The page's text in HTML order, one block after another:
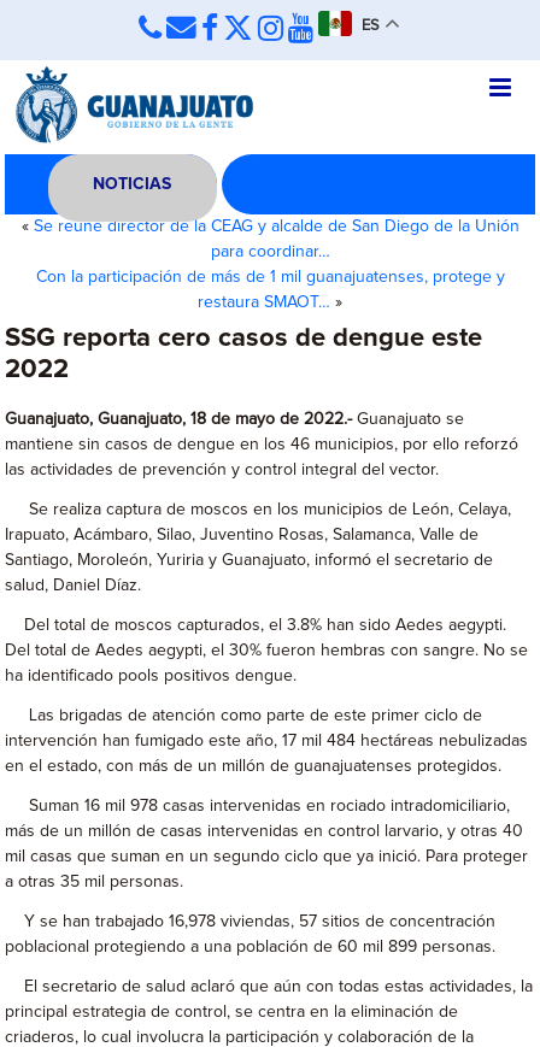
ES
NOTICIAS
« Se reúne director de la CEAG y alcalde de San Diego de la Unión
para coordinar…
Con la participación de más de 1 mil guanajuatenses, protege y
restaura SMAOT… »
SSG reporta cero casos de dengue este
2022
Guanajuato, Guanajuato, 18 de mayo de 2022.-Guanajuato se
mantiene sin casos de dengue en los 46 municipios, por ello reforzó
las actividades de prevención y control integral del vector.
Se realiza captura de moscos en los municipios de León, Celaya,
Irapuato, Acámbaro, Silao, Juventino Rosas, Salamanca, Valle de
Santiago, Moroleón, Yuriria y Guanajuato, informó el secretario de
salud, Daniel Díaz.
Del total de moscos capturados, el 3.8% han sido Aedes aegypti.
Del total de Aedes aegypti, el 30% fueron hembras con sangre. No se
ha identificado pools positivos dengue.
Las brigadas de atención como parte de este primer ciclo de
intervención han fumigado este año, 17 mil 484 hectáreas nebulizadas
en el estado, con más de un millón de guanajuatenses protegidos.
Suman 16 mil 978 casas intervenidas en rociado intradomiciliario,
más de un millón de casas intervenidas en control larvario, y otras 40
mil casas que suman en un segundo ciclo que ya inició. Para proteger
a otras 35 mil personas.
Y se han trabajado 16,978 viviendas, 57 sitios de concentración
poblacional protegiendo a una población de 60 mil 899 personas.
El secretario de salud aclaró que aún con todas estas actividades, la
principal estrategia de control, se centra en la eliminación de
criaderos, lo cual involucra la participación y colaboración de la